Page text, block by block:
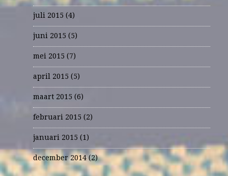
juli 2015 (4)
juni 2015 (5)
mei 2015 (7)
april 2015 (5)
maart 2015 (6)
februari 2015 (2)
januari 2015 (1)
december 2014(2)